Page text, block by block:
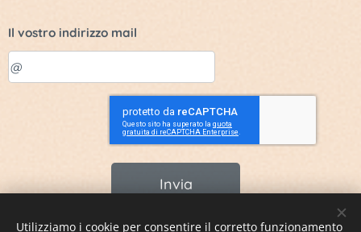
Il vostro indirizzo mail
Invia
Utilizziamo i cookie per consentire il corretto funzionamento